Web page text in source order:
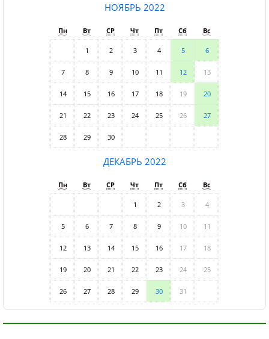
НОЯБРЬ 2022
Пн Вт СР Чт Пт Сб Вс
1 2 3 4 5 6
7 8 9 10 11 12 13
14 15 16 17 18 19 20
21 22 23 24 25 26 27
28 29 30
ДЕКАБРЬ 2022
Пн Вт СР Чт Пт Сб Вс
1 2 3 4
5 6 7 8 9 10 11
12 13 14 15 16 17 18
19 20 21 22 23 24 25
26 27 28 29 30 31